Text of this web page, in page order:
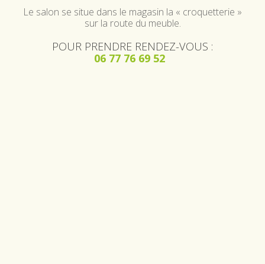
Le salon se situe dans le magasin la « croquetterie »
sur la route du meuble.
POUR PRENDRE RENDEZ-VOUS :
06 77 76 69 52